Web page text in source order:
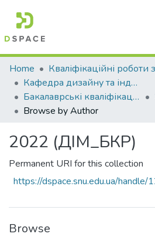
Communities & Collections
All of DSpace
Home
Кафедра дизайну та індустрії моди (ДІМ)
Бакалаврські кваліфікаційні роботи
Browse by Author
2022 (ДІМ_БКР)
Permanent URI for this collection
https://dspace.snu.edu.ua/
Browse